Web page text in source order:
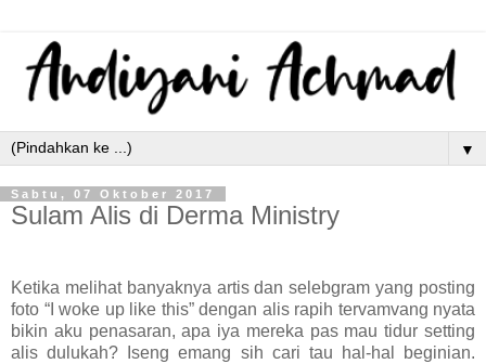
▼
Sabtu, 07 Oktober 2017
Sulam Alis di Derma Ministry
Ketika melihat banyaknya artis dan selebgram yang posting
foto “I woke up like this” dengan alis rapih tervamvang nyata
bikin aku penasaran, apa iya mereka pas mau tidur setting
alis dulukah? Iseng emang sih cari tau hal-hal beginian.